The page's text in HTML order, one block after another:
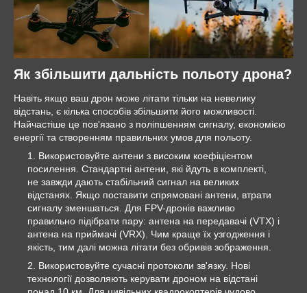
Як збільшити дальність польоту дрона?
Навіть якщо ваш дрон може літати тільки на невелику
відстань, є кілька способів збільшити його можливості.
Найчастіше це пов'язано з поліпшенням сигналу, економією
енергії та створенням правильних умов для польоту.
Використовуйте антени з високим коефіцієнтом
посилення. Стандартні антени, які йдуть в комплекті,
не завжди дають стабільний сигнал на великих
відстанях. Якщо поставити спрямовані антени, втрати
сигналу зменшаться. Для FPV-дронів важливо
правильно підібрати пару: антена на передавачі (VTX) і
антена на приймачі (VRX). Чим краще їх узгодження і
якість, тим далі можна літати без обривів зображення.
Використовуйте сучасні протоколи зв'язку. Нові
технології дозволяють керувати дроном на відстані